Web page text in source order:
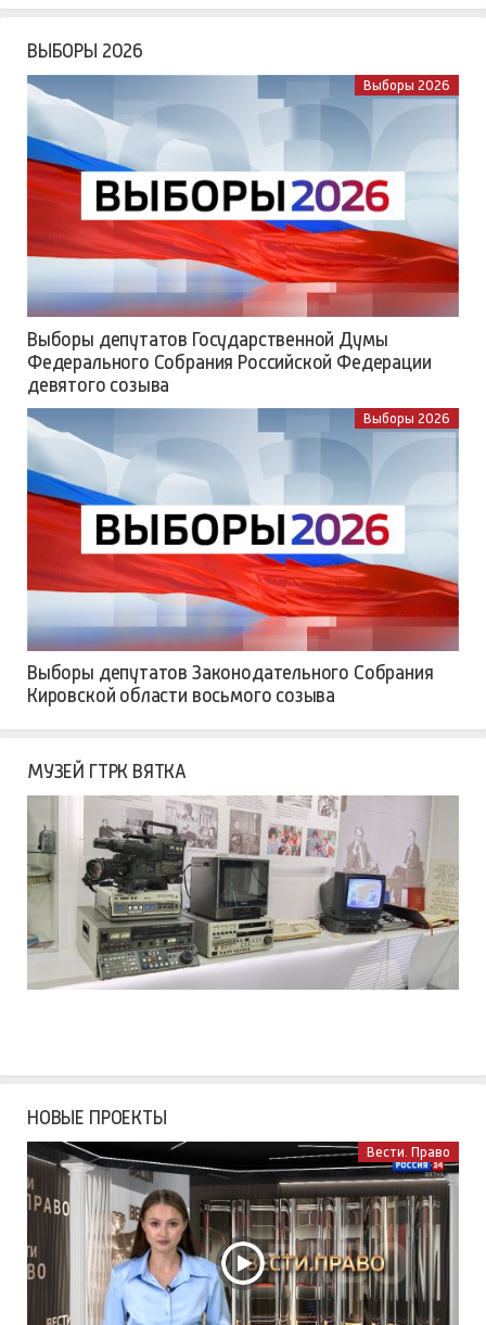
ВЫБОРЫ 2026
Выборы 2026
Выборы депутатов Государственной Думы
Федерального Собрания Российской Федерации
девятого созыва
Выборы 2026
Выборы депутатов Законодательного Собрания
Кировской области восьмого созыва
МУЗЕЙ ГТРК ВЯТКА
НОВЫЕ ПРОЕКТЫ
Вести. Право